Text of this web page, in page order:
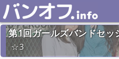
第1回ガールズバンドセ
3